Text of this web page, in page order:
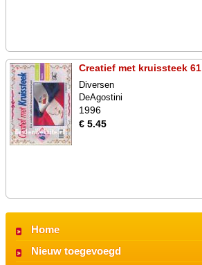
Creatief met kruissteek 61
Diversen
DeAgostini
1996
€ 5.45
Home
Nieuw toegevoegd